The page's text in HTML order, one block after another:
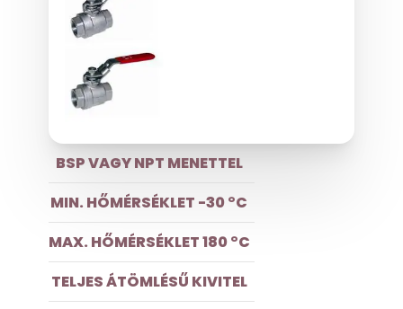
BSP VAGY NPT MENETTEL
MIN. HŐMÉRSÉKLET -30 °C
MAX. HŐMÉRSÉKLET 180 °C
TELJES ÁTÖMLÉSŰ KIVITEL